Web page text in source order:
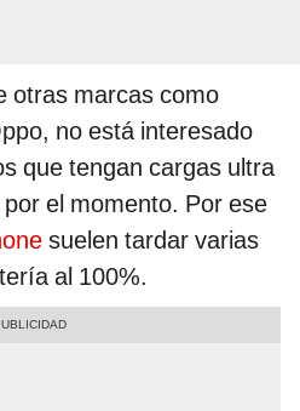
otras marcas como
no está interesado
que tengan cargas ultra
el momento. Por ese
suelen tardar varias
al 100%.